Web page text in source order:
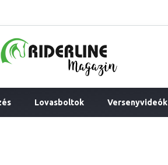
Lovasboltok Versenyvideók